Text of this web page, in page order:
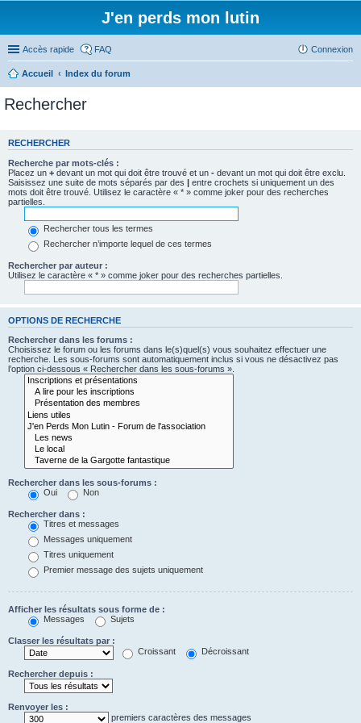
J'en perds mon lutin
Accès rapide FAQ Connexion
Accueil Index du forum
Rechercher
RECHERCHER
Recherche par mots-clés :
Placez un + devant un mot qui doit être trouvé et un - devant un mot qui doit être exclu.
Saisissez une suite de mots séparés par des | entre crochets si uniquement un des
mots doit être trouvé. Utilisez le caractère « * » comme joker pour des recherches
partielles.
Rechercher tous les termes
Rechercher n’importe lequel de ces termes
Rechercher par auteur :
Utilisez le caractère « * » comme joker pour des recherches partielles.
OPTIONS DE RECHERCHE
Rechercher dans les forums :
Choisissez le forum ou les forums dans le(s)quel(s) vous souhaitez effectuer une
recherche. Les sous-forums sont automatiquement inclus si vous ne désactivez pas
l’option ci-dessous « Rechercher dans les sous-forums ».
Rechercher dans les sous-forums :
Oui
Non
Rechercher dans :
Titres et messages
Messages uniquement
Titres uniquement
Premier message des sujets uniquement
Afficher les résultats sous forme de :
Messages
Sujets
Classer les résultats par :
Croissant
Décroissant
Rechercher depuis :
Renvoyer les :
premiers caractères des messages